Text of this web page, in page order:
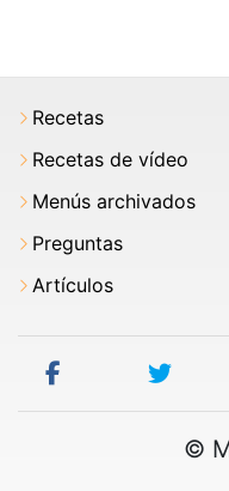
Recetas
Recetas de vídeo
Menús archivados
Preguntas
Artículos
facebook twitter
©